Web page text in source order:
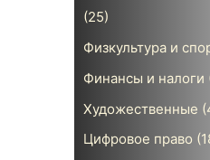
(25)
Физкультура и
Финансы и налоги
Художественные
Цифровое право